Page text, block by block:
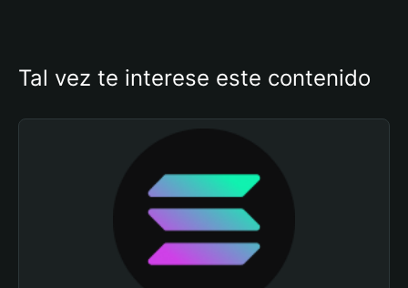
Tal vez te interese este contenido